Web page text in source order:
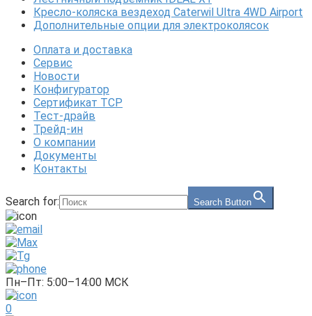
Кресло-коляска вездеход Caterwil Ultra 4WD Airport
Дополнительные опции для электроколясок
Оплата и доставка
Сервис
Новости
Конфигуратор
Сертификат ТСР
Тест-драйв
Трейд-ин
О компании
Документы
Контакты
Search for: Search Button
Пн–Пт: 5:00–14:00 МСК
0